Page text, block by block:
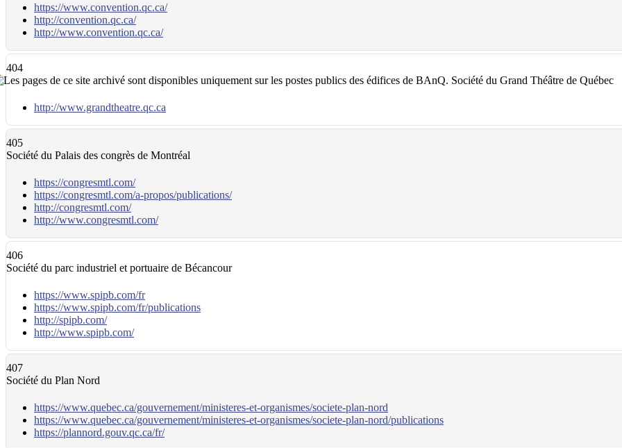
https://www.convention.qc.ca/
http://convention.qc.ca/
http://www.convention.qc.ca/
404
Société du Grand Théâtre de Québec
http://www.grandtheatre.qc.ca
405
Société du Palais des congrès de Montréal
https://congresmtl.com/
https://congresmtl.com/a-propos/publications/
http://congresmtl.com/
http://www.congresmtl.com/
406
Société du parc industriel et portuaire de Bécancour
https://www.spipb.com/fr
https://www.spipb.com/fr/publications
http://spipb.com/
http://www.spipb.com/
407
Société du Plan Nord
https://www.quebec.ca/gouvernement/ministeres-et-organismes/societe-plan-nord
https://www.quebec.ca/gouvernement/ministeres-et-organismes/societe-plan-nord/publications
https://plannord.gouv.qc.ca/fr/